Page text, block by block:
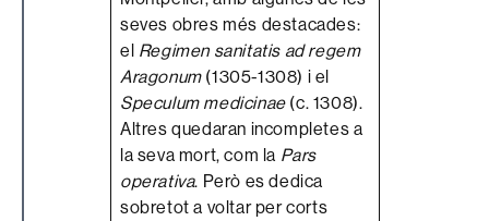
seves obres més destacades:
el Regimen sanitatis ad regem
Aragonum(1305-1308) i el
Speculum medicinae(c. 1308).
Altres quedaran incompletes a
la seva mort, com la Pars
operativa. Però es dedica
sobretot a voltar per corts